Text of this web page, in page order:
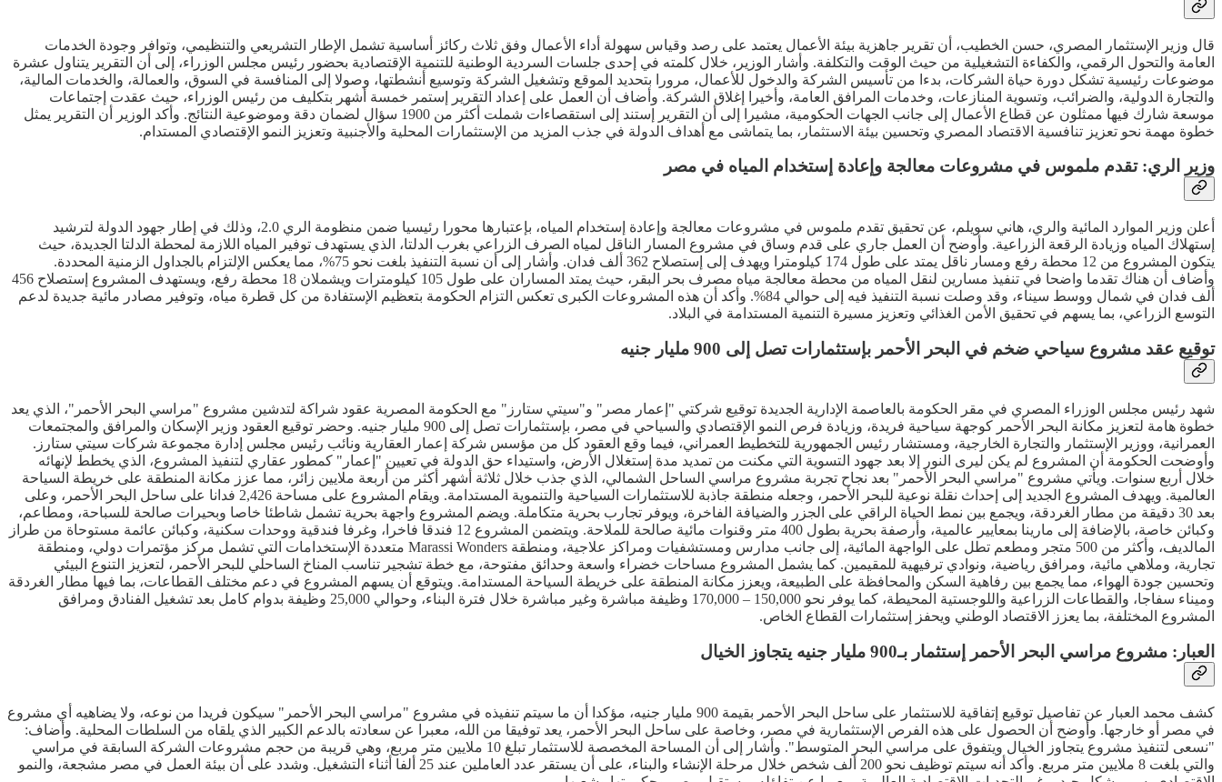
قال وزير الإستثمار المصري، حسن الخطيب، أن تقرير جاهزية بيئة الأعمال يعتمد على رصد وقياس سهولة أداء الأعمال وفق ثلاث ركائز أساسية تشمل الإطار التشريعي والتنظيمي، وتوافر وجودة الخدمات
العامة والتحول الرقمي، والكفاءة التشغيلية من حيث الوقت والتكلفة. وأشار الوزير، خلال كلمته في إحدى جلسات السردية الوطنية للتنمية الإقتصادية بحضور رئيس مجلس الوزراء، إلى أن التقرير يتناول عشرة
موضوعات رئيسية تشكل دورة حياة الشركات، بدءا من تأسيس الشركة والدخول للأعمال، مرورا بتحديد الموقع وتشغيل الشركة وتوسيع أنشطتها، وصولا إلى المنافسة في السوق، والعمالة، والخدمات المالية،
والتجارة الدولية، والضرائب، وتسوية المنازعات، وخدمات المرافق العامة، وأخيرا إغلاق الشركة. وأضاف أن العمل على إعداد التقرير إستمر خمسة أشهر بتكليف من رئيس الوزراء، حيث عقدت إجتماعات
موسعة شارك فيها ممثلون عن قطاع الأعمال إلى جانب الجهات الحكومية، مشيرا إلى أن التقرير إستند إلى استقصاءات شملت أكثر من 1900 سؤال لضمان دقة وموضوعية النتائج. وأكد الوزير أن التقرير يمثل
خطوة مهمة نحو تعزيز تنافسية الاقتصاد المصري وتحسين بيئة الاستثمار، بما يتماشى مع أهداف الدولة في جذب المزيد من الإستثمارات المحلية والأجنبية وتعزيز النمو الإقتصادي المستدام.
وزير الري: تقدم ملموس في مشروعات معالجة وإعادة إستخدام المياه في مصر
أعلن وزير الموارد المائية والري، هاني سويلم، عن تحقيق تقدم ملموس في مشروعات معالجة وإعادة إستخدام المياه، بإعتبارها محورا رئيسيا ضمن منظومة الري 2.0، وذلك في إطار جهود الدولة لترشيد
إستهلاك المياه وزيادة الرقعة الزراعية. وأوضح أن العمل جاري على قدم وساق في مشروع المسار الناقل لمياه الصرف الزراعي بغرب الدلتا، الذي يستهدف توفير المياه اللازمة لمحطة الدلتا الجديدة، حيث
يتكون المشروع من 12 محطة رفع ومسار ناقل يمتد على طول 174 كيلومترا ويهدف إلى إستصلاح 362 ألف فدان. وأشار إلى أن نسبة التنفيذ بلغت نحو 75%، مما يعكس الإلتزام بالجداول الزمنية المحددة.
وأضاف أن هناك تقدما واضحا في تنفيذ مسارين لنقل المياه من محطة معالجة مياه مصرف بحر البقر، حيث يمتد المساران على طول 105 كيلومترات ويشملان 18 محطة رفع، ويستهدف المشروع إستصلاح 456
ألف فدان في شمال ووسط سيناء، وقد وصلت نسبة التنفيذ فيه إلى حوالي 84%. وأكد أن هذه المشروعات الكبرى تعكس التزام الحكومة بتعظيم الإستفادة من كل قطرة مياه، وتوفير مصادر مائية جديدة لدعم
التوسع الزراعي، بما يسهم في تحقيق الأمن الغذائي وتعزيز مسيرة التنمية المستدامة في البلاد.
توقيع عقد مشروع سياحي ضخم في البحر الأحمر بإستثمارات تصل إلى 900 مليار جنيه
شهد رئيس مجلس الوزراء المصري في مقر الحكومة بالعاصمة الإدارية الجديدة توقيع شركتي "إعمار مصر" و"سيتي ستارز" مع الحكومة المصرية عقود شراكة لتدشين مشروع "مراسي البحر الأحمر"، الذي يعد
خطوة هامة لتعزيز مكانة البحر الأحمر كوجهة سياحية فريدة، وزيادة فرص النمو الإقتصادي والسياحي في مصر، بإستثمارات تصل إلى 900 مليار جنيه. وحضر توقيع العقود وزير الإسكان والمرافق والمجتمعات
العمرانية، ووزير الإستثمار والتجارة الخارجية، ومستشار رئيس الجمهورية للتخطيط العمراني، فيما وقع العقود كل من مؤسس شركة إعمار العقارية ونائب رئيس مجلس إدارة مجموعة شركات سيتي ستارز.
وأوضحت الحكومة أن المشروع لم يكن ليرى النور إلا بعد جهود التسوية التي مكنت من تمديد مدة إستغلال الأرض، واستيداء حق الدولة في تعيين "إعمار" كمطور عقاري لتنفيذ المشروع، الذي يخطط لإنهائه
خلال أربع سنوات. ويأتي مشروع "مراسي البحر الأحمر" بعد نجاح تجربة مشروع مراسي الساحل الشمالي، الذي جذب خلال ثلاثة أشهر أكثر من أربعة ملايين زائر، مما عزز مكانة المنطقة على خريطة السياحة
العالمية. ويهدف المشروع الجديد إلى إحداث نقلة نوعية للبحر الأحمر، وجعله منطقة جاذبة للاستثمارات السياحية والتنموية المستدامة. ويقام المشروع على مساحة 2,426 فدانا على ساحل البحر الأحمر، وعلى
بعد 30 دقيقة من مطار الغردقة، ويجمع بين نمط الحياة الراقي على الجزر والضيافة الفاخرة، ويوفر تجارب بحرية متكاملة. ويضم المشروع واجهة بحرية تشمل شاطئا خاصا وبحيرات صالحة للسباحة، ومطاعم،
وكبائن خاصة، بالإضافة إلى مارينا بمعايير عالمية، وأرصفة بحرية بطول 400 متر وقنوات مائية صالحة للملاحة. ويتضمن المشروع 12 فندقا فاخرا، وغرفا فندقية ووحدات سكنية، وكبائن عائمة مستوحاة من طراز
المالديف، وأكثر من 500 متجر ومطعم تطل على الواجهة المائية، إلى جانب مدارس ومستشفيات ومراكز علاجية، ومنطقة Marassi Wonders متعددة الإستخدامات التي تشمل مركز مؤتمرات دولي، ومنطقة
تجارية، وملاهي مائية، ومرافق رياضية، ونوادي ترفيهية للمقيمين. كما يشمل المشروع مساحات خضراء واسعة وحدائق مفتوحة، مع خطة تشجير تناسب المناخ الساحلي للبحر الأحمر، لتعزيز التنوع البيئي
وتحسين جودة الهواء، مما يجمع بين رفاهية السكن والمحافظة على الطبيعة، ويعزز مكانة المنطقة على خريطة السياحة المستدامة. ويتوقع أن يسهم المشروع في دعم مختلف القطاعات، بما فيها مطار الغردقة
وميناء سفاجا، والقطاعات الزراعية واللوجستية المحيطة، كما يوفر نحو 150,000 – 170,000 وظيفة مباشرة وغير مباشرة خلال فترة البناء، وحوالي 25,000 وظيفة بدوام كامل بعد تشغيل الفنادق ومرافق
المشروع المختلفة، بما يعزز الاقتصاد الوطني ويحفز إستثمارات القطاع الخاص.
العبار: مشروع مراسي البحر الأحمر إستثمار بـ900 مليار جنيه يتجاوز الخيال
كشف محمد العبار عن تفاصيل توقيع إتفاقية للاستثمار على ساحل البحر الأحمر بقيمة 900 مليار جنيه، مؤكدا أن ما سيتم تنفيذه في مشروع "مراسي البحر الأحمر" سيكون فريدا من نوعه، ولا يضاهيه أي مشروع
في مصر أو خارجها. وأوضح أن الحصول على هذه الفرص الإستثمارية في مصر، وخاصة على ساحل البحر الأحمر، يعد توفيقا من الله، معبرا عن سعادته بالدعم الكبير الذي يلقاه من السلطات المحلية. وأضاف:
"نسعى لتنفيذ مشروع يتجاوز الخيال ويتفوق على مراسي البحر المتوسط". وأشار إلى أن المساحة المخصصة للاستثمار تبلغ 10 ملايين متر مربع، وهي قريبة من حجم مشروعات الشركة السابقة في مراسي
والتي بلغت 8 ملايين متر مربع. وأكد أنه سيتم توظيف نحو 200 ألف شخص خلال مرحلة الإنشاء والبناء، على أن يستقر عدد العاملين عند 25 ألفا أثناء التشغيل. وشدد على أن بيئة العمل في مصر مشجعة، والنمو